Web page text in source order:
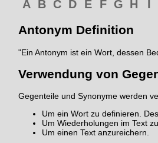
A B C D E F G H I
Antonym Definition
"Ein Antonym ist ein Wort, dessen
Verwendung von
Gegenteile und Synonyme werden
Um ein Wort zu definieren.
Um Wiederholungen im Text
Um einen Text anzureichern.